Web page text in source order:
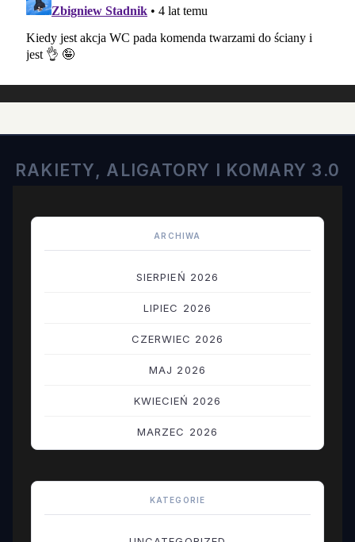
RAKIETY, ALIGATORY I KOMARY 3.0
ARCHIWA
SIERPIEŃ 2026
LIPIEC 2026
CZERWIEC 2026
MAJ 2026
KWIECIEŃ 2026
MARZEC 2026
STYCZEŃ 2026
KATEGORIE